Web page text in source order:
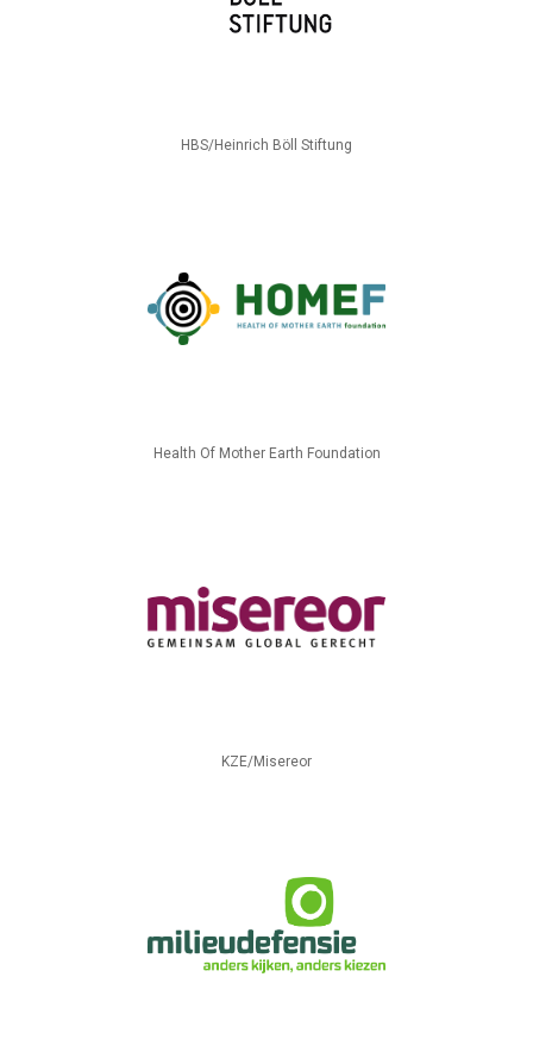
HBS/Heinrich Böll Stiftung
Health Of Mother Earth Foundation
KZE/Misereor